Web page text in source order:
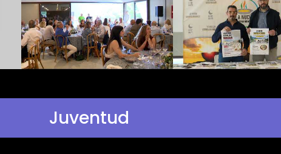
Juventud